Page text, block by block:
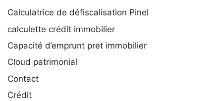
Calculatrice de défiscalisation Pinel
calculette crédit immobilier
Capacité d’emprunt pret immobilier
Cloud patrimonial
Contact
Crédit